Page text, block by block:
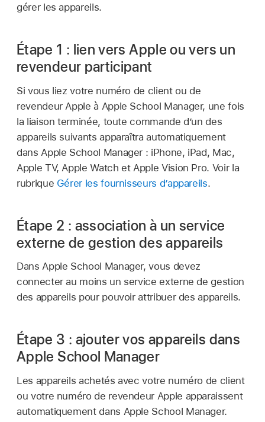
gérer les appareils.
Étape 1 : lien vers Apple ou vers un
revendeur participant
Si vous liez votre numéro de client ou de
revendeur Apple à Apple School Manager, une fois
la liaison terminée, toute commande d’un des
appareils suivants apparaîtra automatiquement
dans Apple School Manager : iPhone, iPad, Mac,
Apple TV, Apple Watch et Apple Vision Pro. Voir la
rubrique Gérer les fournisseurs d’appareils.
Étape 2 : association à un service
externe de gestion des appareils
Dans Apple School Manager, vous devez
connecter au moins un service externe de gestion
des appareils pour pouvoir attribuer des appareils.
Étape 3 : ajouter vos appareils dans
Apple School Manager
Les appareils achetés avec votre numéro de client
ou votre numéro de revendeur Apple apparaissent
automatiquement dans Apple School Manager.